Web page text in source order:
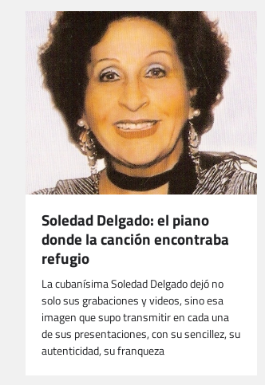
Soledad Delgado: el piano
donde la canción encontraba
refugio
La cubanísima Soledad Delgado dejó no
solo sus grabaciones y videos, sino esa
imagen que supo transmitir en cada una
de sus presentaciones, con su sencillez, su
autenticidad, su franqueza